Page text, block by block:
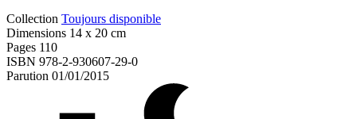
Collection Toujours disponible
Dimensions 14 x 20 cm
Pages 110
ISBN 978-2-930607-29-0
Parution 01/01/2015